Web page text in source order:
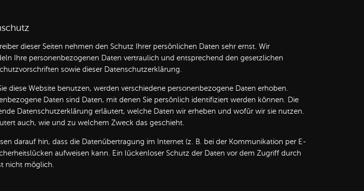
dieser Seiten nehmen den Schutz Ihrer persönlichen Daten sehr ernst. Wir
Ihre personenbezogenen Daten vertraulich und entsprechend den gesetzlichen
sowie dieser Datenschutzerklärung.
diese Website benutzen, werden verschiedene personenbezogene Daten erhoben.
Daten sind Daten, mit denen Sie persönlich identifiziert werden können. Die
Datenschutzerklärung erläutert, welche Daten wir erheben und wofür wir sie nutzen.
auch, wie und zu welchem Zweck das geschieht.
darauf hin, dass die Datenübertragung im Internet (z. B. bei der Kommunikation per E-
aufweisen kann. Ein lückenloser Schutz der Daten vor dem Zugriff durch
nicht möglich.